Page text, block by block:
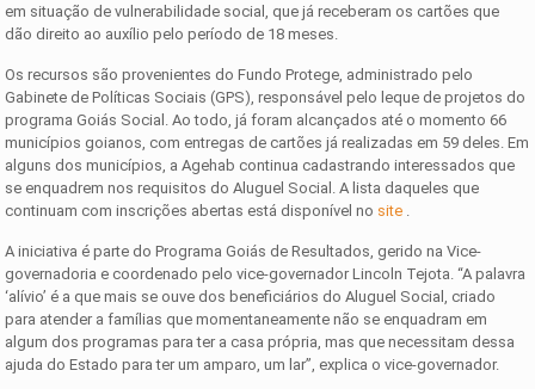
em situação de vulnerabilidade social, que já receberam os cartões que
dão direito ao auxílio pelo período de 18 meses.
Os recursos são provenientes do Fundo Protege, administrado pelo
Gabinete de Políticas Sociais (GPS), responsável pelo leque de projetos do
programa Goiás Social. Ao todo, já foram alcançados até o momento 66
municípios goianos, com entregas de cartões já realizadas em 59 deles. Em
alguns dos municípios, a Agehab continua cadastrando interessados que
se enquadrem nos requisitos do Aluguel Social. A lista daqueles que
continuam com inscrições abertas está disponível no site .
A iniciativa é parte do Programa Goiás de Resultados, gerido na Vice-
governadoria e coordenado pelo vice-governador Lincoln Tejota. “A palavra
‘alívio’ é a que mais se ouve dos beneficiários do Aluguel Social, criado
para atender a famílias que momentaneamente não se enquadram em
algum dos programas para ter a casa própria, mas que necessitam dessa
ajuda do Estado para ter um amparo, um lar”, explica o vice-governador.